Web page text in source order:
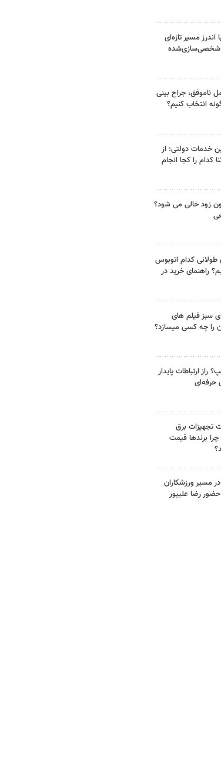
اندرز مسیر تازه‌ای
شخصی‌سازی‌شده
ناموفق، جراح بینی
انتخاب کنیم؟
خدمات دولتی: از
کدام را کجا انجام
زود خالی می شود؟
طولانی کدام اتوبوس
راهنمای خرید در
سبز فیلم های
را چه کسی میسازد؟
راز ارتباطات پایدار
حرفه‌ای
تجهیزات برق
چرا برندها قیمت
مسیر ورزشکاران
رضا علیپور